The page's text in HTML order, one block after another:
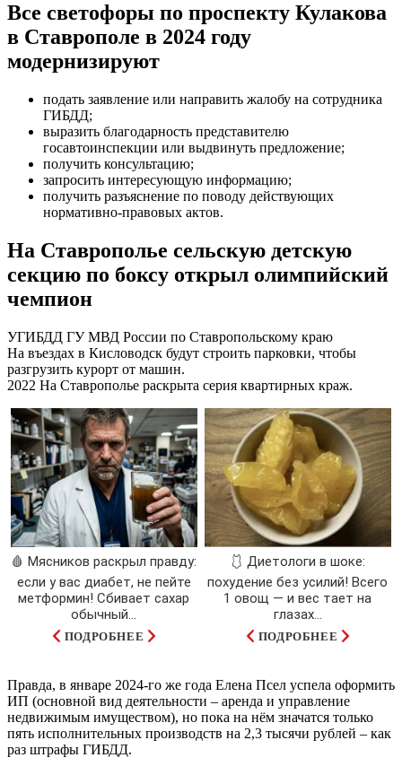
Все светофоры по проспекту Кулакова
в Ставрополе в 2024 году
модернизируют
подать заявление или направить жалобу на сотрудника
ГИБДД;
выразить благодарность представителю
госавтоинспекции или выдвинуть предложение;
получить консультацию;
запросить интересующую информацию;
получить разъяснение по поводу действующих
нормативно-правовых актов.
На Ставрополье сельскую детскую
секцию по боксу открыл олимпийский
чемпион
УГИБДД ГУ МВД России по Ставропольскому краю
На въездах в Кисловодск будут строить парковки, чтобы
разгрузить курорт от машин.
2022 На Ставрополье раскрыта серия квартирных краж.
🩸 Мясников раскрыл правду:
если у вас диабет, не пейте
метформин! Сбивает сахар
обычный...
ПОДРОБНЕЕ
🩱 Диетологи в шоке:
похудение без усилий! Всего
1 овощ — и вес тает на
глазах…
ПОДРОБНЕЕ
Правда, в январе 2024-го же года Елена Псел успела оформить
ИП (основной вид деятельности – аренда и управление
недвижимым имуществом), но пока на нём значатся только
пять исполнительных производств на 2,3 тысячи рублей – как
раз штрафы ГИБДД.